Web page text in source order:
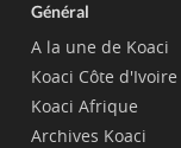
Général
A la une de Koaci
Koaci Côte d'Ivoire
Koaci Afrique
Archives Koaci